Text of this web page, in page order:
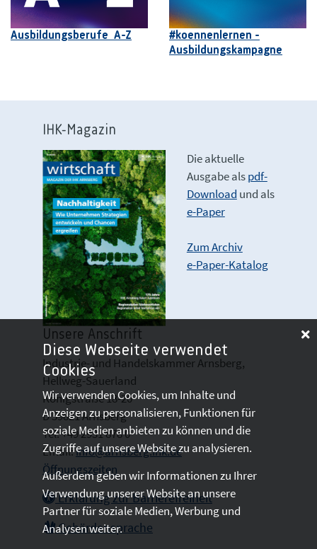
Ausbildungsberufe A-Z
#koennenlernen -
Ausbildungskampagne
IHK-Magazin
Die aktuelle
Ausgabe alspdf-
Download und als
e-Paper
Zum Archiv
e-Paper-Katalog
Unsere Anschrift
Industrie- und Handelskammer Arnsberg,
Hellweg-Sauerland
Königstraße 18-20
D 59821 Arnsberg
Tel: +49 2931 878 0
Email:info@arnsberg.ihk.de
Öffnungszeiten
Erklärung zur Barrierefreiheit
Gebärdensprache
Diese Webseite verwendet
Cookies
Wir verwenden Cookies, um Inhalte und
Anzeigen zu personalisieren, Funktionen für
soziale Medien anbieten zu können und die
Zugriffe auf unsere Website zu analysieren.
Außerdem geben wir Informationen zu Ihrer
Verwendung unserer Website an unsere
Partner für soziale Medien, Werbung und
Analysen weiter.